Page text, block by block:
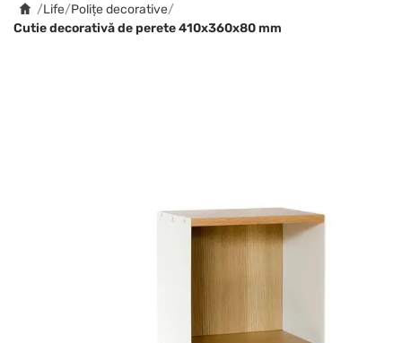
/Life/Polițe decorative/
Cutie decorativă de perete 410x360x80 mm